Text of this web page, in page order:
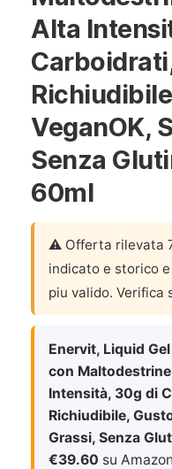
Alta
VeganOK,
Senza
60ml
⚠️ Offerta rilevata
indicato e storico
piu valido. Verifica
Enervit, Liquid
con
Intensità, 30g di
Richiudibile,
Grassi, Senza
€39.60 su